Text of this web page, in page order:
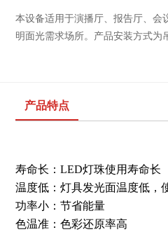
本设备适用于演播厅、报告厅、会
明面光需求场所。产品安装方式为
产品特点
寿命长：LED灯珠使用寿命长
温度低：灯具发光面温度低，
功率小：节省能量
色温准：色彩还原率高